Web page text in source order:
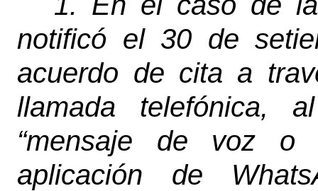
notificó el 30 de
acuerdo de cita a
llamada telefónica,
“mensaje de voz
aplicación de